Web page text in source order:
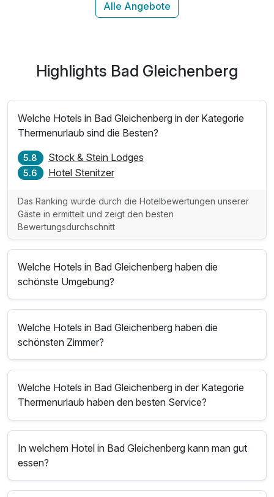
Highlights Bad Gleichenberg
Welche Hotels in Bad Gleichenberg in der Kategorie
Thermenurlaub sind die Besten?
5.8 Stock & Stein Lodges
5.6 Hotel Stenitzer
Das Ranking wurde durch die Hotelbewertungen unserer
Gäste in ermittelt und zeigt den besten
Bewertungsdurchschnitt
Welche Hotels in Bad Gleichenberg haben die
schönste Umgebung?
Welche Hotels in Bad Gleichenberg haben die
schönsten Zimmer?
Welche Hotels in Bad Gleichenberg in der Kategorie
Thermenurlaub haben den besten Service?
In welchem Hotel in Bad Gleichenberg kann man gut
essen?